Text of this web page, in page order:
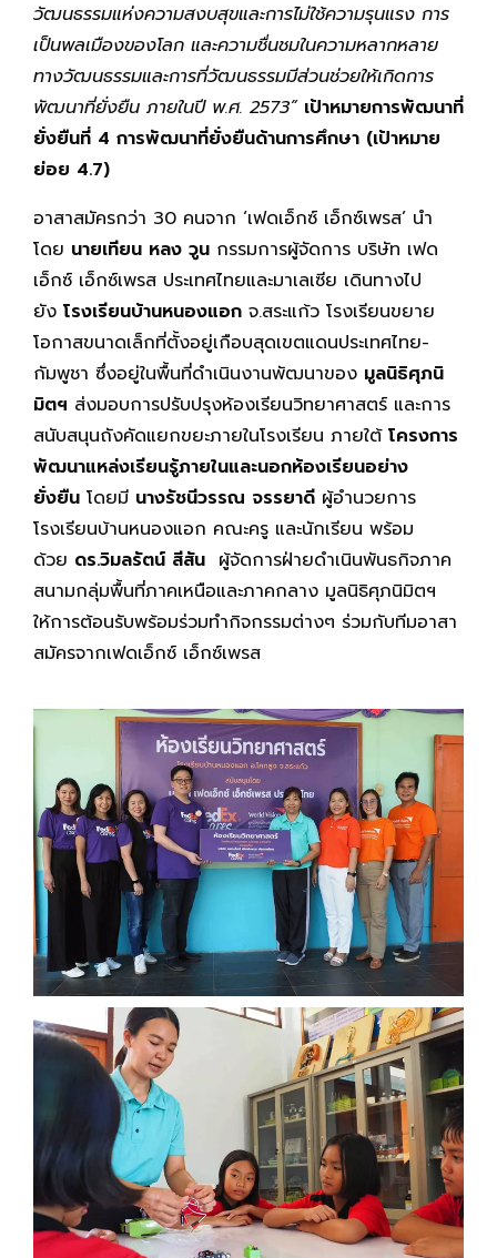
วัฒนธรรมแห่งความสงบสุขและการไม่ใช้ความรุนแรง การ
เป็นพลเมืองของโลก และความชื่นชมในความหลากหลาย
ทางวัฒนธรรมและการที่วัฒนธรรมมีส่วนช่วยให้เกิดการ
พัฒนาที่ยั่งยืน ภายในปี พ.ศ. 2573” เป้าหมายการพัฒนาที่
ยั่งยืนที่ 4 การพัฒนาที่ยั่งยืนด้านการศึกษา (เป้าหมาย
ย่อย 4.7)
อาสาสมัครกว่า 30 คนจาก ‘เฟดเอ็กซ์ เอ็กซ์เพรส’ นำ
โดย นายเทียน หลง วูน กรรมการผู้จัดการ บริษัท เฟด
เอ็กซ์ เอ็กซ์เพรส ประเทศไทยและมาเลเซีย เดินทางไป
ยัง โรงเรียนบ้านหนองแอก จ.สระแก้ว โรงเรียนขยาย
โอกาสขนาดเล็กที่ตั้งอยู่เกือบสุดเขตแดนประเทศไทย-
กัมพูชา ซึ่งอยู่ในพื้นที่ดำเนินงานพัฒนาของ มูลนิธิศุภนิ
มิตฯ ส่งมอบการปรับปรุงห้องเรียนวิทยาศาสตร์ และการ
สนับสนุนถังคัดแยกขยะภายในโรงเรียน ภายใต้ โครงการ
พัฒนาแหล่งเรียนรู้ภายในและนอกห้องเรียนอย่าง
ยั่งยืน โดยมี นางรัชนีวรรณ จรรยาดี ผู้อำนวยการ
โรงเรียนบ้านหนองแอก คณะครู และนักเรียน พร้อม
ด้วย ดร.วิมลรัตน์ สีสัน ผู้จัดการฝ่ายดำเนินพันธกิจภาค
สนามกลุ่มพื้นที่ภาคเหนือและภาคกลาง มูลนิธิศุภนิมิตฯ
ให้การต้อนรับพร้อมร่วมทำกิจกรรมต่างๆ ร่วมกับทีมอาสา
สมัครจากเฟดเอ็กซ์ เอ็กซ์เพรส